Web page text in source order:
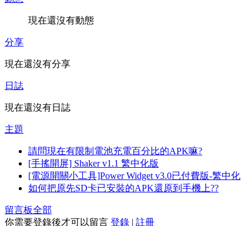
現在還沒有動態
分享
現在還沒有分享
日誌
現在還沒有日誌
主題
請問現在有限制電池充電百分比的APK嘛?
[手搖開屏] Shaker v1.1 繁中化版
[電源開關小工具]Power Widget v3.0已付費版-繁中化
如何把原先SD卡已安裝的APK還原到手機上??
留言板全部
你需要登錄後才可以留言 登錄 | 註冊